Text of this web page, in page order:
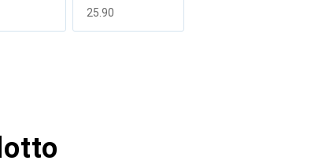
CHF
25.90